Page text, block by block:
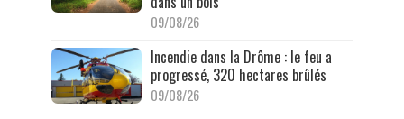
09/08/26
Incendie dans la Drôme : le feu a
progressé, 320 hectares brûlés
09/08/26